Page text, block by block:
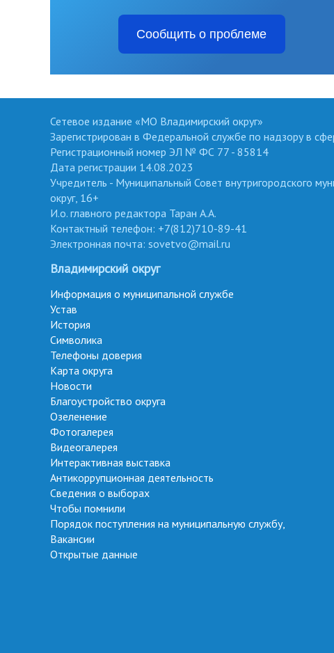
Сообщить о проблеме
Сетевое издание «МО Владимирский округ»
Зарегистрирован в Федеральной службе по надзору в
Регистрационный номер ЭЛ № ФС 77 - 85814
Дата регистрации 14.08.2023
Учредитель - Муниципальный Совет внутригородского
округ, 16+
И.о. главного редактора Таран А.А.
Контактный телефон: +7(812)710-89-41
Электронная почта: sovetvo@mail.ru
Владимирский округ
Информация о муниципальной службе
Устав
История
Символика
Телефоны доверия
Карта округа
Новости
Благоустройство округа
Озеленение
Фотогалерея
Видеогалерея
Интерактивная выставка
Антикоррупционная деятельность
Сведения о выборах
Чтобы помнили
Порядок поступления на муниципальную службу,
Вакансии
Открытые данные